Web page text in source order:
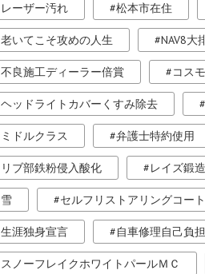
レーザー汚れ 松本市在住
老いてこそ攻めの人生 NAV8大
不良施工ディーラー倍賞 コス
ヘッドライトカバーくすみ除去
ミドルクラス 弁護士特約使用
リブ部鉄粉侵入酸化 レイズ鍛
雪 セルフリストアリングコート
生涯独身宣言 自車修理自己負担
スノーフレイクホワイトパールＭＣ